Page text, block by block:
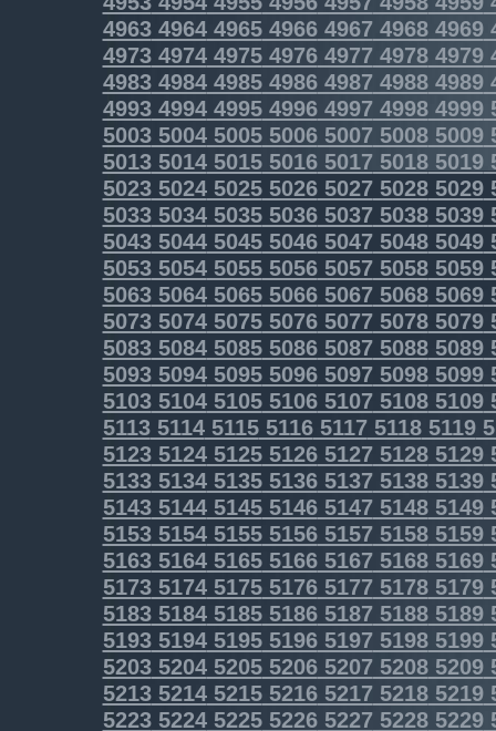
49634964496549664967 49684969
49734974497549764977 49784979
49834984498549864987 49884989
49934994499549964997 49984999
50035004500550065007 50085009
50135014501550165017 50185019
5023502450255026502750285029
5033503450355036503750385039
5043504450455046504750485049
5053505450555056505750585059
5063506450655066506750685069
5073507450755076507750785079
5083508450855086508750885089
5093509450955096509750985099
5103510451055106510751085109
5113511451155116511751185119
5123512451255126512751285129
5133513451355136513751385139
5143514451455146514751485149
5153515451555156515751585159
5163516451655166516751685169
5173517451755176517751785179
5183518451855186518751885189
51935194519551965197 51985199
52035204520552065207 52085209
5213521452155216521752185219
52235224522552265227 52285229